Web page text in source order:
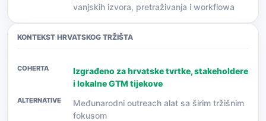
vanjskih izvora, pretraživanja i workflowa
KONTEKST HRVATSKOG TRŽIŠTA
Izgrađeno za hrvatske tvrtke, stakeholdere
i lokalne GTM tijekove
Međunarodni outreach alat sa širim tržišnim
fokusom